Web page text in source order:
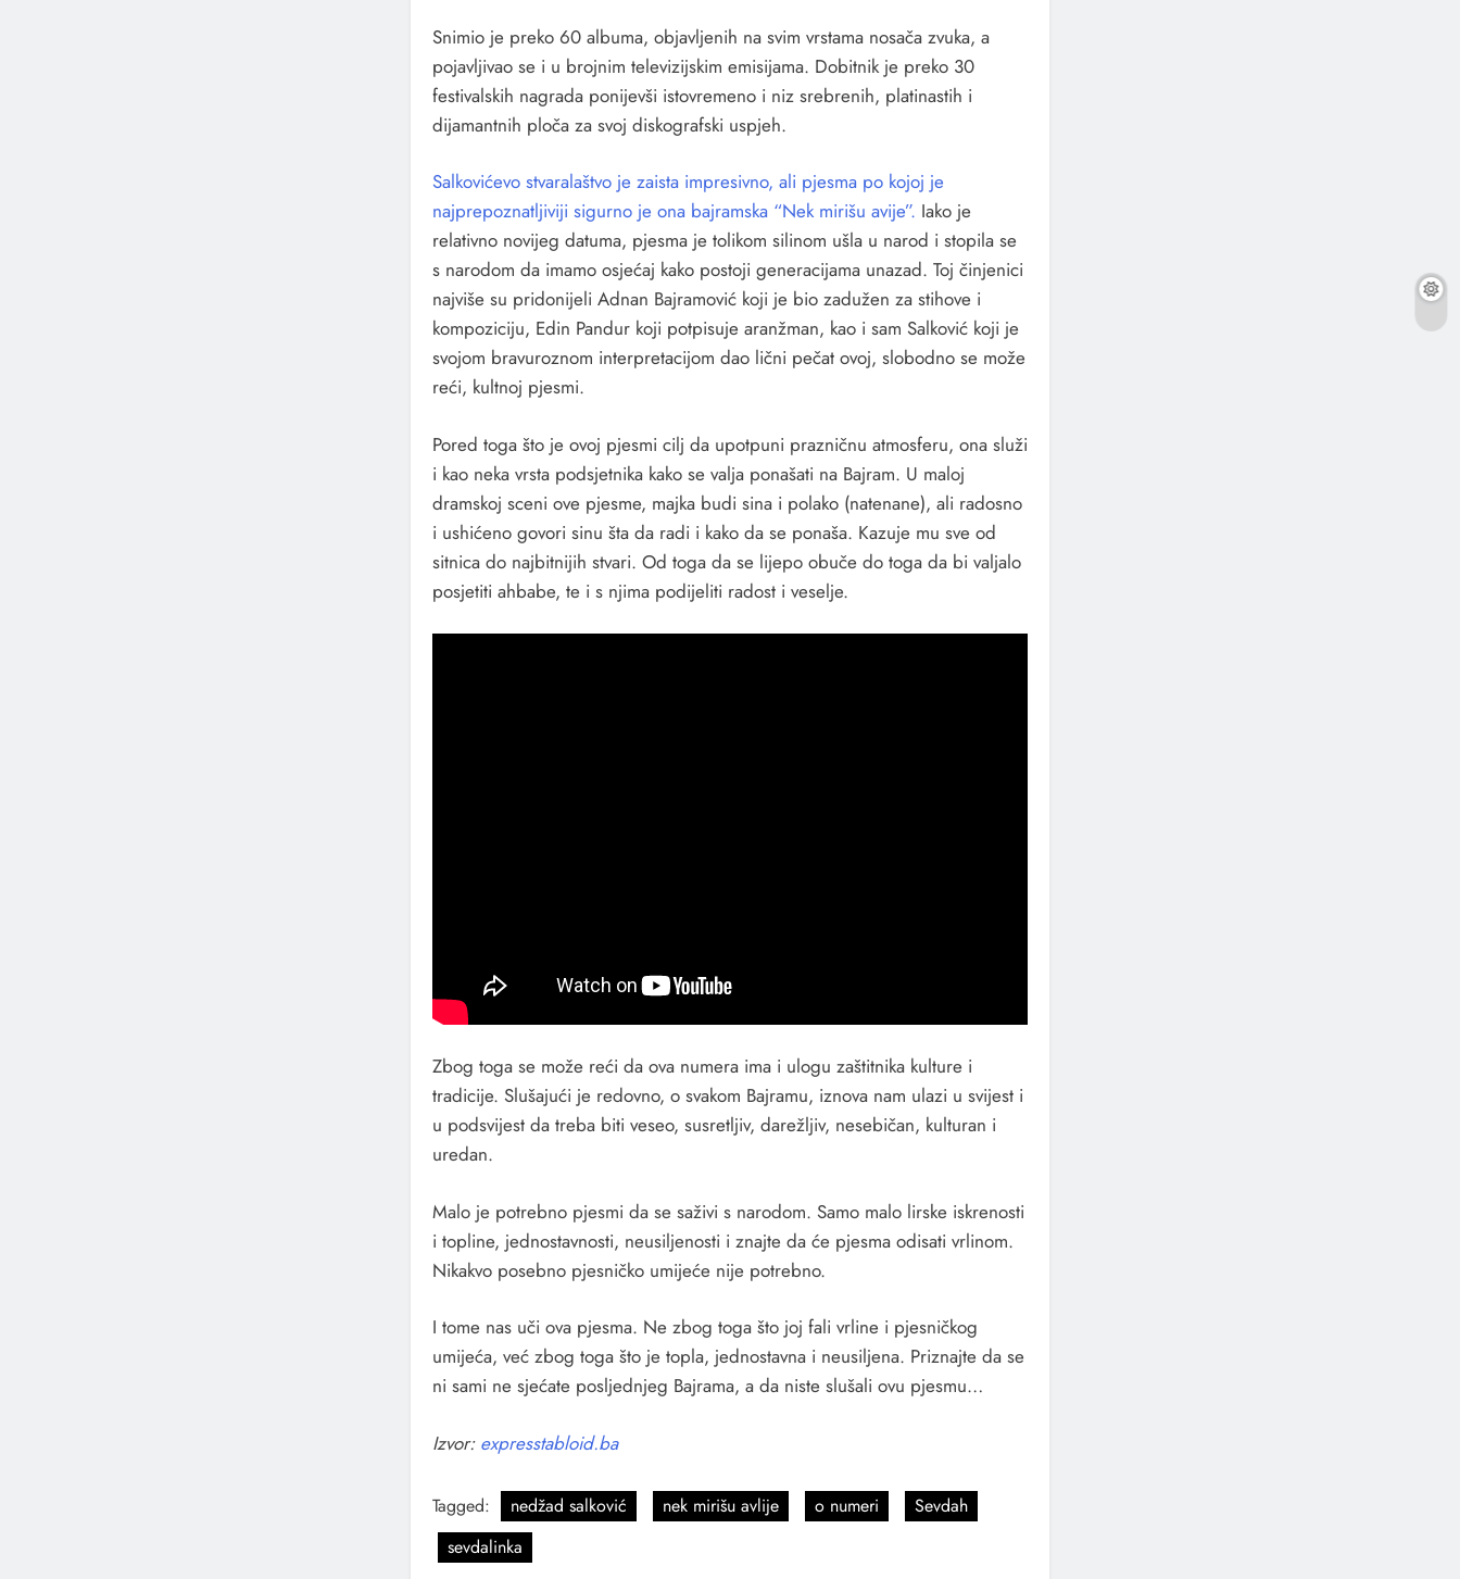
Snimio je preko 60 albuma, objavljenih na svim vrstama nosača zvuka, a
pojavljivao se i u brojnim televizijskim emisijama. Dobitnik je preko 30
festivalskih nagrada ponijevši istovremeno i niz srebrenih, platinastih i
dijamantnih ploča za svoj diskografski uspjeh.
Salkovićevo stvaralaštvo je zaista impresivno, ali pjesma po kojoj je
najprepoznatljiviji sigurno je ona bajramska “Nek mirišu avije”. Iako je
relativno novijeg datuma, pjesma je tolikom silinom ušla u narod i stopila se
s narodom da imamo osjećaj kako postoji generacijama unazad. Toj činjenici
najviše su pridonijeli Adnan Bajramović koji je bio zadužen za stihove i
kompoziciju, Edin Pandur koji potpisuje aranžman, kao i sam Salković koji je
svojom bravuroznom interpretacijom dao lični pečat ovoj, slobodno se može
reći, kultnoj pjesmi.
Pored toga što je ovoj pjesmi cilj da upotpuni prazničnu atmosferu, ona služi
i kao neka vrsta podsjetnika kako se valja ponašati na Bajram. U maloj
dramskoj sceni ove pjesme, majka budi sina i polako (natenane), ali radosno
i ushićeno govori sinu šta da radi i kako da se ponaša. Kazuje mu sve od
sitnica do najbitnijih stvari. Od toga da se lijepo obuče do toga da bi valjalo
posjetiti ahbabe, te i s njima podijeliti radost i veselje.
Zbog toga se može reći da ova numera ima i ulogu zaštitnika kulture i
tradicije. Slušajući je redovno, o svakom Bajramu, iznova nam ulazi u svijest i
u podsvijest da treba biti veseo, susretljiv, darežljiv, nesebičan, kulturan i
uredan.
Malo je potrebno pjesmi da se saživi s narodom. Samo malo lirske iskrenosti
i topline, jednostavnosti, neusiljenosti i znajte da će pjesma odisati vrlinom.
Nikakvo posebno pjesničko umijeće nije potrebno.
I tome nas uči ova pjesma. Ne zbog toga što joj fali vrline i pjesničkog
umijeća, već zbog toga što je topla, jednostavna i neusiljena. Priznajte da se
ni sami ne sjećate posljednjeg Bajrama, a da niste slušali ovu pjesmu…
Izvor: expresstabloid.ba
Tagged: nedžad salković nek mirišu avlije o numeri
Sevdah
sevdalinka